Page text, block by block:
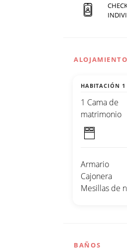
HABITACIÓN 1
1 Cama de
matrimonio
Armario
Cajonera
Mesillas de
BAÑOS